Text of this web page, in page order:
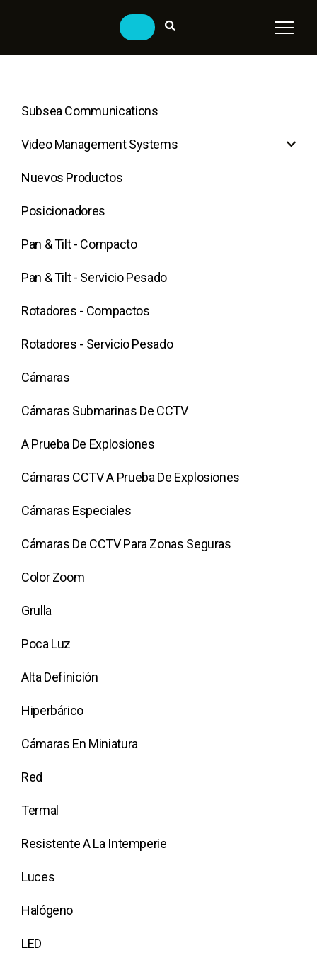
Subsea Communications
Video Management Systems
Nuevos Productos
Posicionadores
Pan & Tilt - Compacto
Pan & Tilt - Servicio Pesado
Rotadores - Compactos
Rotadores - Servicio Pesado
Cámaras
Cámaras Submarinas De CCTV
A Prueba De Explosiones
Cámaras CCTV A Prueba De Explosiones
Cámaras Especiales
Cámaras De CCTV Para Zonas Seguras
Color Zoom
Grulla
Poca Luz
Alta Definición
Hiperbárico
Cámaras En Miniatura
Red
Termal
Resistente A La Intemperie
Luces
Halógeno
LED